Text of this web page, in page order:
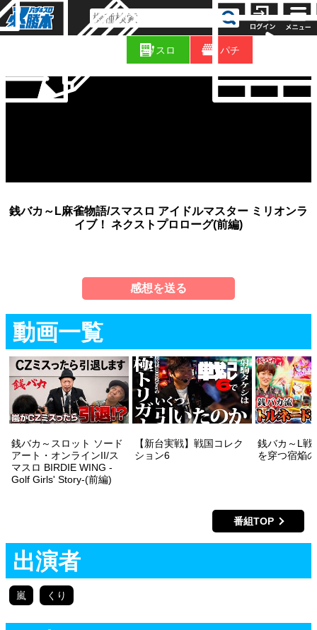
コ
ラ
ム
スロ パチ
銭バカ～L麻雀物語/スマスロ アイドルマスター ミリオンラ
イブ！ ネクストプロローグ(前編)
感想を送る
動画一覧
銭バカ～スロット ソード
アート・オンラインII/ス
マスロ BIRDIE WING -
Golf Girls' Story-(前編)
【新台実戦】戦国コレク
ション6
銭バカ～L戦
を穿つ宿焔
番組TOP
出演者
嵐 くり